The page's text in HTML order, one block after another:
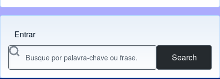
Menu do usuário
Entrar
Search